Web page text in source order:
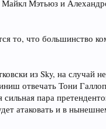
Мэтьюз и
то, что большинство
из Sky, на случай
отвечать Тони
пара
атаковать и в